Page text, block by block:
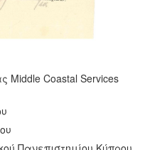
Middle Coastal Services